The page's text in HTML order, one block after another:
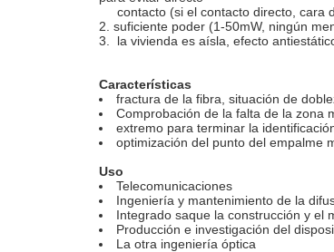
contacto (si el contacto directo, cara
2. suficiente poder (1-50mW, ningún
3. la vivienda es aísla, efecto
Características
fractura de la fibra, situación de
Comprobación de la falta de la zona
extremo para terminar la
optimización del punto del empalme
Uso
Telecomunicaciones
Ingeniería y mantenimiento de la
Integrado saque la construcción y el
Producción e investigación del
La otra ingeniería óptica